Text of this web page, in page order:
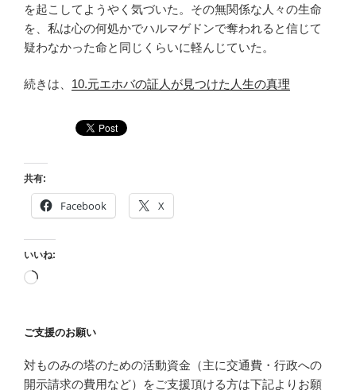
を起こしてようやく気づいた。その無関係な人々の生命
を、私は心の何処かでハルマゲドンで奪われると信じて
疑わなかった命と同じくらいに軽んじていた。
続きは、 10.元エホバの証人が見つけた人生の真理
共有:
Facebook X
いいね:
読
み
ご支援のお願い
対ものみの塔のための活動資金（主に交通費・行政への
開示請求の費用など）をご支援頂ける方は下記よりお願